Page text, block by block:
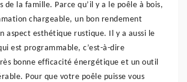
de la famille. Parce qu’il y a le poêle à bois,
chargeable, un bon rendement
aspect esthétique rustique. Il y a aussi le
est programmable, c’est-à-dire
bonne efficacité énergétique et un outil
Pour que votre poêle puisse vous